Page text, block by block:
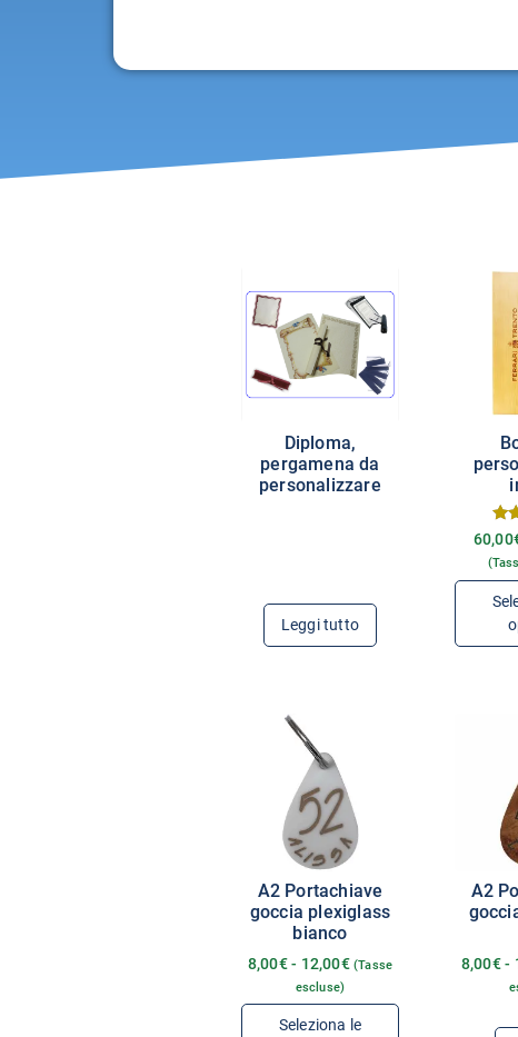
Diploma,
pergamena da
personalizzare
Leggi tutto
60,00
A2 Portachiave
goccia plexiglass
bianco
8,00€ - 12,00€ (Tasse
escluse)
Seleziona le
A2
8,00€ -